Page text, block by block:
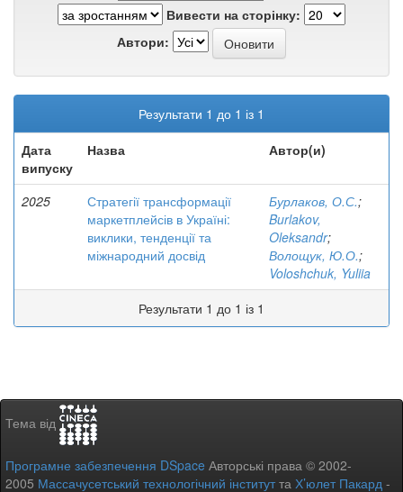
Вивести на сторінку:
Автори:
Результати 1 до 1 із 1
Дата
випуску
Назва Автор(и)
2025
Стратегії трансформації
маркетплейсів в Україні:
виклики, тенденції та
міжнародний досвід
Бурлаков, О.С.;
Burlakov,
Oleksandr;
Волощук, Ю.О.;
Voloshchuk, Yuliia
Результати 1 до 1 із 1
Тема від
Програмне забезпечення DSpace Авторські права © 2002-
2005 Массачусетський технологічний інститутта Х’юлет Пакард -